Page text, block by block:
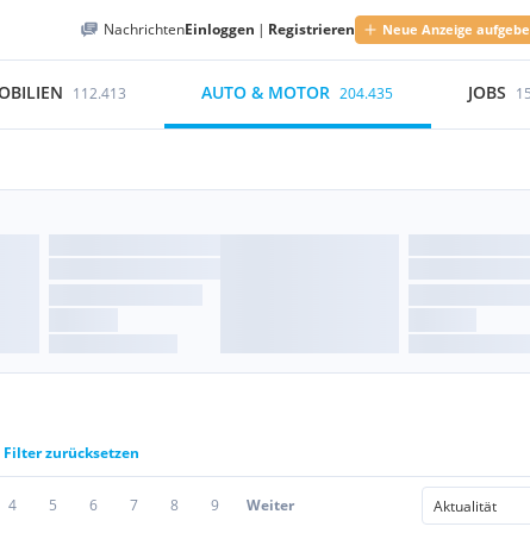
NachrichtenEinloggen | Registrieren Neue Anzeige
112.413 AUTO & MOTOR 204.435 JOBS
Filter zurücksetzen
4 5 6 7 8 9 Weiter